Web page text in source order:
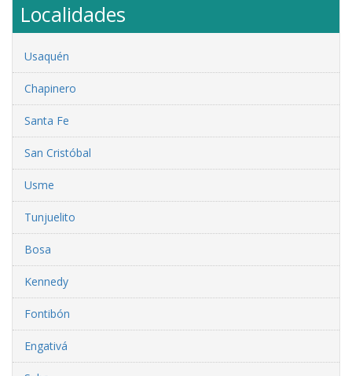
Localidades
Usaquén
Chapinero
Santa Fe
San Cristóbal
Usme
Tunjuelito
Bosa
Kennedy
Fontibón
Engativá